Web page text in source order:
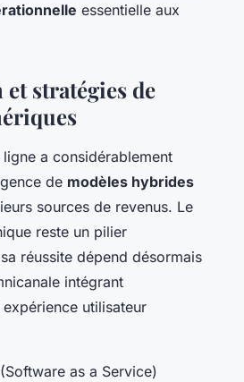
essentielle aux
stratégies de
a considérablement
de modèles hybrides
sources de revenus. Le
reste un pilier
réussite dépend désormais
intégrant
utilisateur
as a Service)